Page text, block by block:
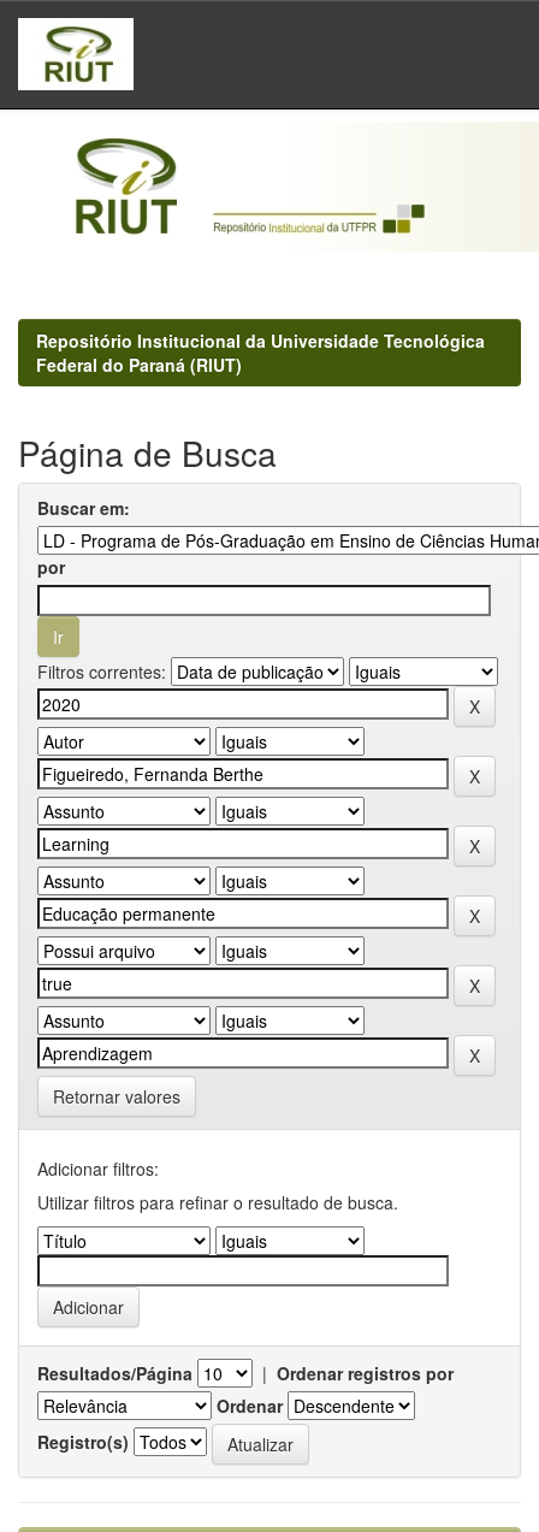
Skip
navigation
Repositório Institucional da Universidade Tecnológica
Federal do Paraná (RIUT)
Página de Busca
Buscar em:
por
Filtros correntes:
Retornar valores
Adicionar filtros:
Utilizar filtros para refinar o resultado de busca.
Resultados/Página | Ordenar registros por
Ordenar
Registro(s)